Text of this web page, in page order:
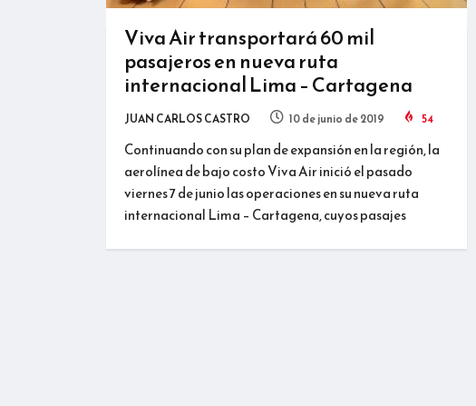
Viva Air transportará 60 mil
pasajeros en nueva ruta
internacional Lima – Cartagena
JUAN CARLOS CASTRO 10 de junio de 2019 54
Continuando con su plan de expansión en la región, la
aerolínea de bajo costo Viva Air inició el pasado
viernes 7 de junio las operaciones en su nueva ruta
internacional Lima – Cartagena, cuyos pasajes